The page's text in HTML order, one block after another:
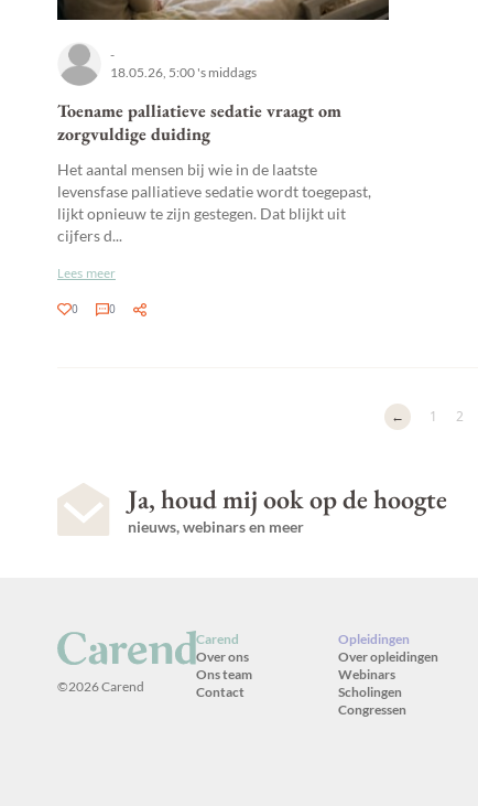
-
18.05.26, 5:00 's middags
Toename palliatieve sedatie vraagt om
zorgvuldige duiding
Het aantal mensen bij wie in de laatste
levensfase palliatieve sedatie wordt toegepast,
lijkt opnieuw te zijn gestegen. Dat blijkt uit
cijfers d...
Lees meer
0 0
← 1 2
Ja, houd mij ook op de hoogte
nieuws, webinars en meer
©2026 Carend
Carend
Over ons
Ons team
Contact
Opleidingen
Over opleidingen
Webinars
Scholingen
Congressen